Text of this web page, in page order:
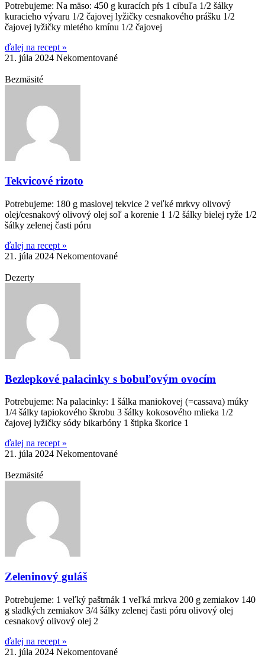
Potrebujeme: Na mäso: 450 g kuracích pŕs 1 cibuľa 1/2 šálky
kuracieho vývaru 1/2 čajovej lyžičky cesnakového prášku 1/2
čajovej lyžičky mletého kmínu 1/2 čajovej
ďalej na recept »
21. júla 2024 Nekomentované
Bezmäsité
Tekvicové rizoto
Potrebujeme: 180 g maslovej tekvice 2 veľké mrkvy olivový
olej/cesnakový olivový olej soľ a korenie 1 1/2 šálky bielej ryže 1/2
šálky zelenej časti póru
ďalej na recept »
21. júla 2024 Nekomentované
Dezerty
Bezlepkové palacinky s bobuľovým ovocím
Potrebujeme: Na palacinky: 1 šálka maniokovej (=cassava) múky
1/4 šálky tapiokového škrobu 3 šálky kokosového mlieka 1/2
čajovej lyžičky sódy bikarbóny 1 štipka škorice 1
ďalej na recept »
21. júla 2024 Nekomentované
Bezmäsité
Zeleninový guláš
Potrebujeme: 1 veľký paštrnák 1 veľká mrkva 200 g zemiakov 140
g sladkých zemiakov 3/4 šálky zelenej časti póru olivový olej
cesnakový olivový olej 2
ďalej na recept »
21. júla 2024 Nekomentované